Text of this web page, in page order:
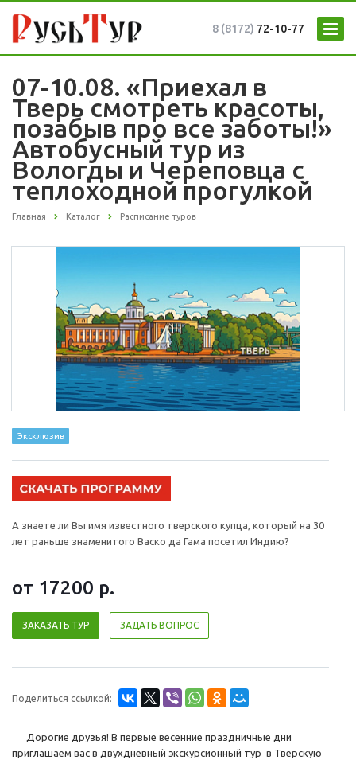
8 (8172) 72-10-77
07-10.08. «Приехал в
Тверь смотреть красоты,
позабыв про все заботы!»
Автобусный тур из
Вологды и Череповца с
теплоходной прогулкой
Главная Каталог Расписание туров
Эксклюзив
А знаете ли Вы имя известного тверского купца, который на 30
лет раньше знаменитого Васко да Гама посетил Индию?
от 17200 р.
ЗАКАЗАТЬ ТУР ЗАДАТЬ ВОПРОС
Поделиться ссылкой:
Дорогие друзья! В первые весенние праздничные дни
приглашаем вас в двухдневный экскурсионный тур в Тверскую